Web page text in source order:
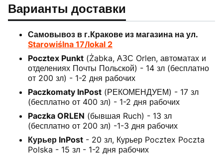
Варианты доставки
Самовывоз в г.Кракове из магазина на ул.
Starowiślna 17/lokal 2
Pocztex Punkt (Żabka, АЗС Orlen, автоматах и
отделениях Почты Польской) - 14 зл (бесплатно
от 200 зл) - 1-2 дня рабочих
Paczkomaty InPost (РЕКОМЕНДУЕМ) - 17 зл
(бесплатно от 400 зл) - 1-2 дня рабочих
Paczka ORLEN (бывшая Ruch) - 13 зл
(бесплатно от 200 зл) -1-3 дня рабочих
Курьер InPost - 20 зл, Курьер Pocztex Poczta
Polska - 15 зл - 1-2 дня рабочих